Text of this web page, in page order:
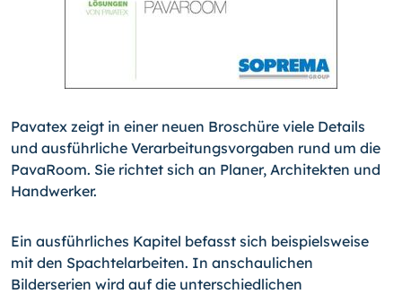
Pavatex zeigt in einer neuen Broschüre viele Details
und ausführliche Verarbeitungsvorgaben rund um die
PavaRoom. Sie richtet sich an Planer, Architekten und
Handwerker.
Ein ausführliches Kapitel befasst sich beispielsweise
mit den Spachtelarbeiten. In anschaulichen
Bilderserien wird auf die unterschiedlichen